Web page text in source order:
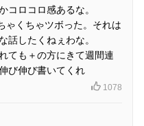
コロコロ感あるな。
ゃくちゃツボった。それは
話したくねぇわな。
ても＋の方にきて週間連
び伸び書いてくれ
1078